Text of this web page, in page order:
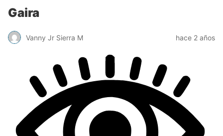
Gaira
Vanny Jr Sierra M hace 2 años